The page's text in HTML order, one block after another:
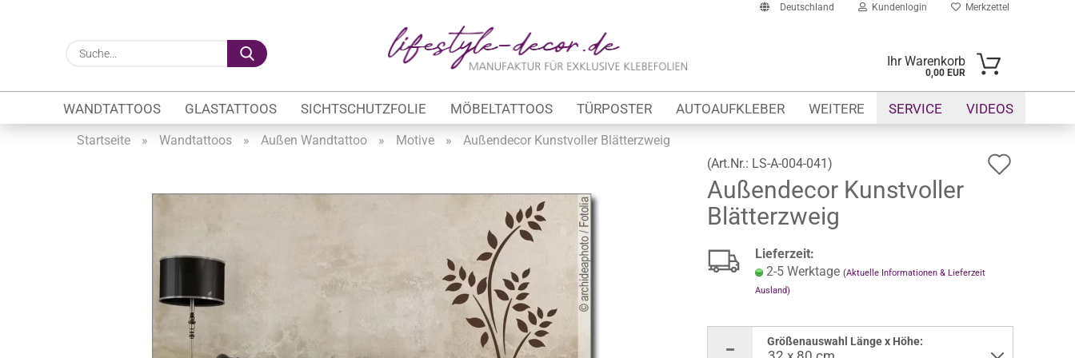
Deutschland
Lieferland
Kundenlogin
E-Mail
Passwort
Konto erstellen
Merkzettel
Suche...
Ihr Warenkorb
0,00 EUR
WANDTATTOOS GLASTATTOOS SICHTSCHUTZFOLIE MÖBELTATTOOS TÜRPOSTER AUTOAUFKLEBER SERVICE VIDEOS
WEITERE
Firmenlogo
Öffnungszeiten
Sichtschutzfolien Gewerbe
Glasbeschriftung
Glasmotive
Durchlaufschutz
Startseite » Wandtattoos » Außen Wandtattoo » Motive »
Außendecor Kunstvoller Blätterzweig
(Art.Nr.: LS-A-004-041)
Außendecor Kunstvoller
Blätterzweig
Lieferzeit:
2-5 Werktage (Aktuelle Informationen & Lieferzeit
Ausland)
Größenauswahl Länge x Höhe: